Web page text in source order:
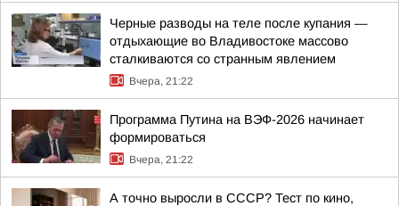
Черные разводы на теле после купания —
отдыхающие во Владивостоке массово
сталкиваются со странным явлением
Вчера, 21:22
Программа Путина на ВЭФ-2026 начинает
формироваться
Вчера, 21:22
А точно выросли в СССР? Тест по кино,